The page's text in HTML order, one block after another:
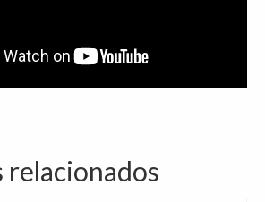
relacionados